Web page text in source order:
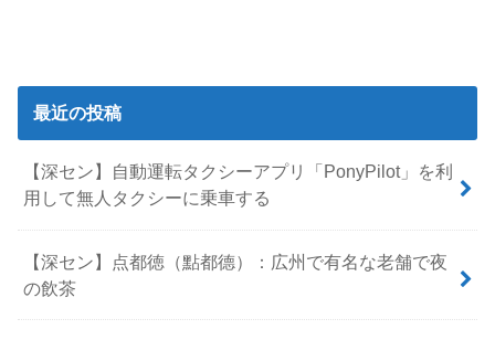
最近の投稿
【深セン】自動運転タクシーアプリ「PonyPilot」を利
用して無人タクシーに乗車する
【深セン】点都徳（點都德）：広州で有名な老舗で夜
の飲茶